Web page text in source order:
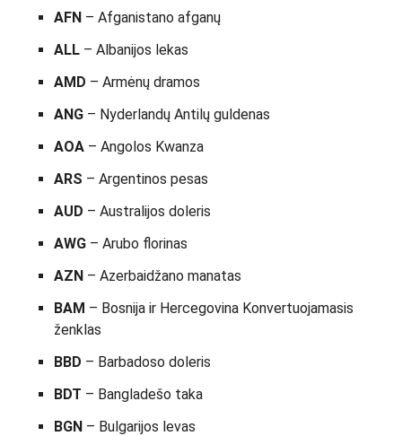
AFN – Afganistano afganų
ALL – Albanijos lekas
AMD – Armėnų dramos
ANG – Nyderlandų Antilų guldenas
AOA – Angolos Kwanza
ARS – Argentinos pesas
AUD – Australijos doleris
AWG – Arubo florinas
AZN – Azerbaidžano manatas
BAM – Bosnija ir Hercegovina Konvertuojamasis
ženklas
BBD – Barbadoso doleris
BDT – Bangladešo taka
BGN – Bulgarijos levas